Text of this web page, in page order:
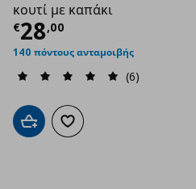
κουτί με καπάκι
€28,00
Τρέχουσα τιμή
140 πόντους ανταμοιβής
(6)
Προσθήκη στο καλάθι
Προσθήκη στα αγαπημένα